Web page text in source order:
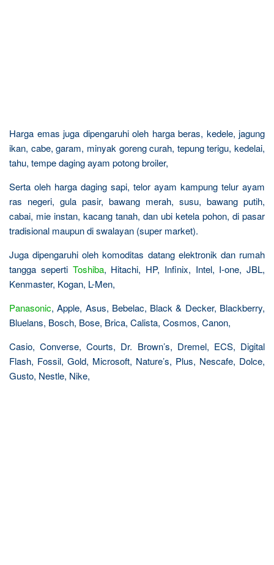
Harga emas juga dipengaruhi oleh harga beras, kedele, jagung
ikan, cabe, garam, minyak goreng curah, tepung terigu, kedelai,
tahu, tempe daging ayam potong broiler,
Serta oleh harga daging sapi, telor ayam kampung telur ayam
ras negeri, gula pasir, bawang merah, susu, bawang putih,
cabai, mie instan, kacang tanah, dan ubi ketela pohon, di pasar
tradisional maupun di swalayan (super market).
Juga dipengaruhi oleh komoditas datang elektronik dan rumah
tangga seperti Toshiba, Hitachi, HP, Infinix, Intel, I-one, JBL,
Kenmaster, Kogan, L-Men,
Panasonic, Apple, Asus, Bebelac, Black & Decker, Blackberry,
Bluelans, Bosch, Bose, Brica, Calista, Cosmos, Canon,
Casio, Converse, Courts, Dr. Brown’s, Dremel, ECS, Digital
Flash, Fossil, Gold, Microsoft, Nature’s, Plus, Nescafe, Dolce,
Gusto, Nestle, Nike,